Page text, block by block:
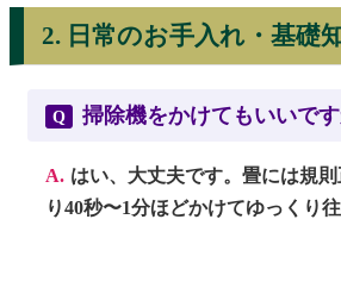
2. 日常のお手入れ・基礎
Q 掃除機をかけてもいいで
A. はい、大丈夫です。畳には規
り40秒〜1分ほどかけてゆっくり